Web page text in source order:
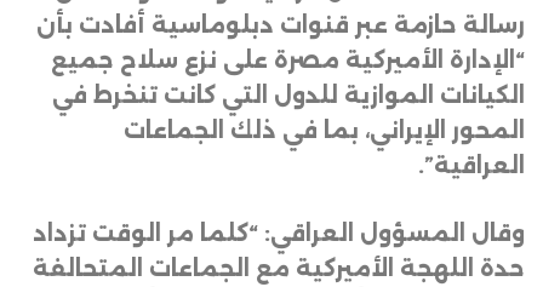
رسالة حازمة عبر قنوات دبلوماسية أفادت بأن
“الإدارة الأميركية مصرة على نزع سلاح جميع
الكيانات الموازية للدول التي كانت تنخرط في
المحور الإيراني، بما في ذلك الجماعات
العراقية”.
وقال المسؤول العراقي: “كلما مر الوقت تزداد
حدة اللهجة الأميركية مع الجماعات المتحالفة